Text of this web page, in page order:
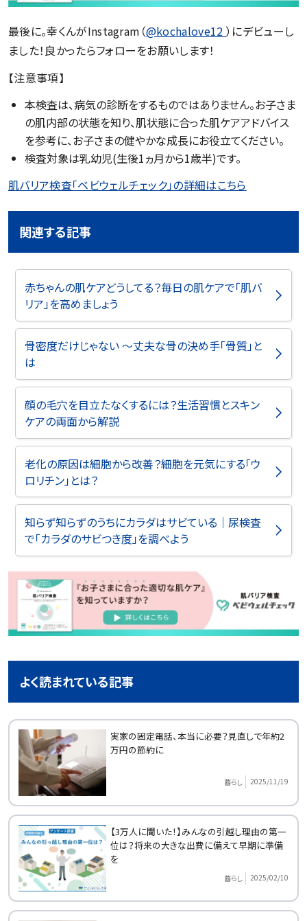
最後に。幸くんがInstagram（@kochalove12 ）にデビューし
ました！良かったらフォローをお願いします！
【注意事項】
本検査は、病気の診断をするものではありません。お子さま
の肌内部の状態を知り、肌状態に合った肌ケアアドバイス
を参考に、お子さまの健やかな成長にお役立てください。
検査対象は乳幼児(生後1ヵ月から1歳半)です。
肌バリア検査「ベビウェルチェック」の詳細はこちら
関連する記事
赤ちゃんの肌ケアどうしてる？毎日の肌ケアで「肌バ
リア」を高めましょう
骨密度だけじゃない ～丈夫な骨の決め手「骨質」と
は
顔の毛穴を目立たなくするには？生活習慣とスキン
ケアの両面から解説
老化の原因は細胞から改善？細胞を元気にする「ウ
ロリチン」とは？
知らず知らずのうちにカラダはサビている｜尿検査
で「カラダのサビつき度」を調べよう
よく読まれている記事
実家の固定電話、本当に必要？見直しで年約2
万円の節約に
暮らし 2025/11/19
【3万人に聞いた！】みんなの引越し理由の第一
位は？将来の大きな出費に備えて早期に準備
を
暮らし 2025/02/10